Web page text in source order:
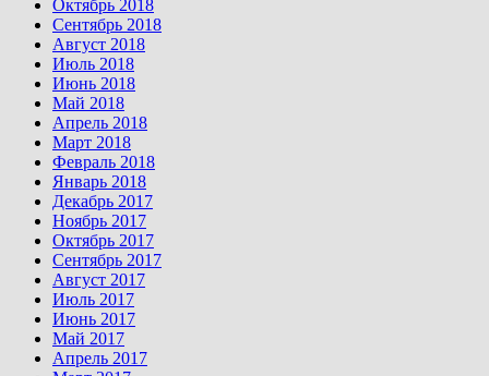
Октябрь 2018
Сентябрь 2018
Август 2018
Июль 2018
Июнь 2018
Май 2018
Апрель 2018
Март 2018
Февраль 2018
Январь 2018
Декабрь 2017
Ноябрь 2017
Октябрь 2017
Сентябрь 2017
Август 2017
Июль 2017
Июнь 2017
Май 2017
Апрель 2017